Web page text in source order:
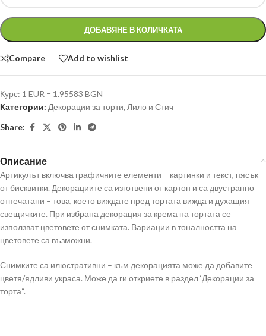
ДОБАВЯНЕ В КОЛИЧКАТА
Compare Add to wishlist
Курс: 1 EUR = 1.95583 BGN
Категории: Декорации за торти, Лило и Стич
Share:
Описание
Артикулът включва графичните елементи – картинки и текст, пясък
от бисквитки. Декорациите са изготвени от картон и са двустранно
отпечатани – това, което виждате пред тортата вижда и духащия
свещичките. При избрана декорация за крема на тортата се
използват цветовете от снимката. Вариации в тоналността на
цветовете са възможни.
Снимките са илюстративни – към декорацията може да добавите
цветя/ядливи украса. Може да ги откриете в раздел ‘Декорации за
торта“.